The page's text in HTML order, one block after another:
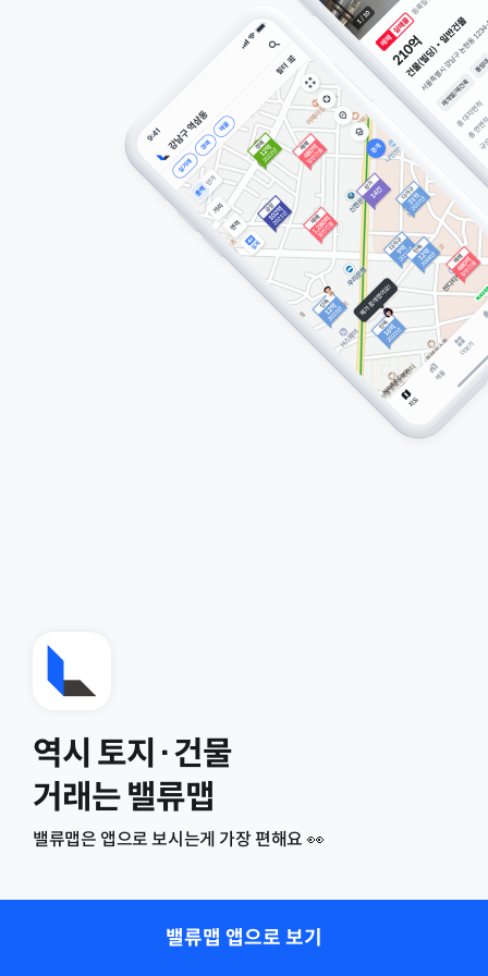
역시 토지·건물
거래는 밸류맵
밸류맵은 앱으로 보시는게 가장 편해요 👀
밸류맵 앱으로 보기